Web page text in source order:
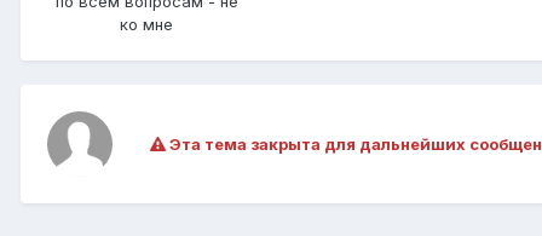
ко мне
Эта тема закрыта для дальнейших